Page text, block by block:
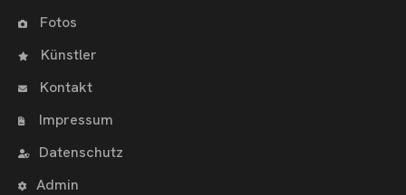
Fotos
Künstler
Kontakt
Impressum
Datenschutz
Admin